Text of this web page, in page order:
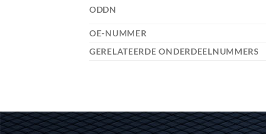
ODDN
OE-NUMMER
GERELATEERDE ONDERDEELNUMMERS